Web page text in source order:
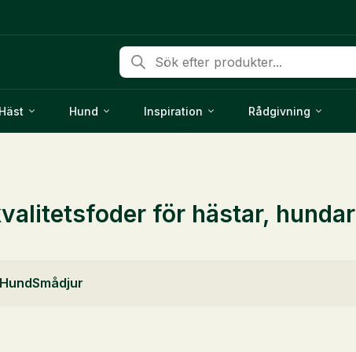
Produktsökning
Häst Hund Inspiration Rådgivning
för hästar, hundar
HundSmådjur